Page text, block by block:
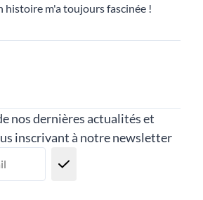
histoire m'a toujours fascinée !
nos dernières actualités et
inscrivant à notre newsletter